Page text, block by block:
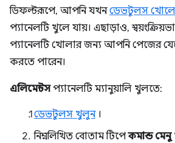
ডিফল্টরূপে, আপনি যখনডেভটুলস
প্যানেলটি খুলে যায়। এছাড়াও,
প্যানেলটি খোলার জন্য আপনি পেজের
করতে পারেন।
এলিমেন্টসপ্যানেলটি ম্যানুয়ালি খুলতে:
ডেভটুলস খুলুন।
নিম্নলিখিত বোতাম টিপেকমান্ড মেনু